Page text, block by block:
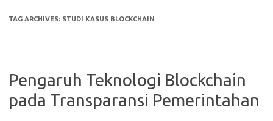
TAG ARCHIVES: STUDI KASUS BLOCKCHAIN
Pengaruh Teknologi Blockchain
pada Transparansi Pemerintahan